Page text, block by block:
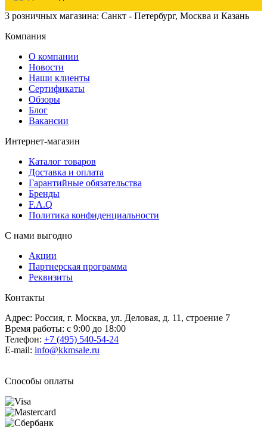
3 розничных магазина: Санкт - Петербург, Москва и Казань
Компания
О компании
Новости
Наши клиенты
Сертификаты
Обзоры
Блог
Вакансии
Интернет-магазин
Каталог товаров
Доставка и оплата
Гарантийные обязательства
Бренды
F.A.Q
Политика конфиденциальности
С нами выгодно
Акции
Партнерская программа
Реквизиты
Контакты
Адрес: Россия, г. Москва, ул. Деловая, д. 11, строение 7
Время работы: с 9:00 до 18:00
Телефон: +7 (495) 540-54-24
E-mail: info@kkmsale.ru
Способы оплаты